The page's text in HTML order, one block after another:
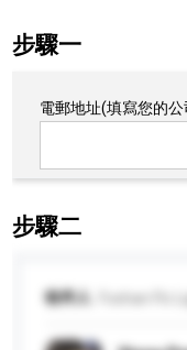
步驟一
電郵地址(填寫您的
步驟二
收件人